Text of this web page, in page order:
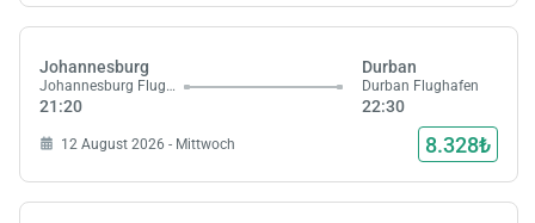
Johannesburg
Johannesburg Flughafen
21:20
Durban
Durban Flughafen
22:30
12 August 2026 - Mittwoch 8.328₺